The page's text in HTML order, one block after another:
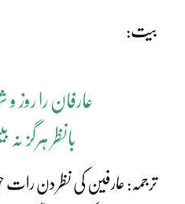
بیت:
عارفان را روز
بانظر ہرگز نہ
ترجمہ: عارفین کی نظر دن